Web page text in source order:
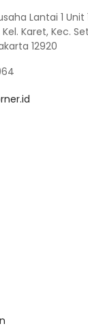
Lantai 1 Unit
Karet, Kec.
12920